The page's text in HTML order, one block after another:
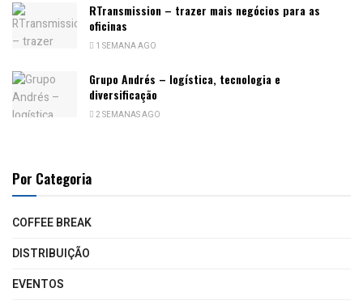
RTransmission – trazer mais negócios para as
oficinas
1 SEMANA AGO
Grupo Andrés – logística, tecnologia e
diversificação
2 SEMANAS AGO
Por Categoria
COFFEE BREAK
DISTRIBUIÇÃO
EVENTOS